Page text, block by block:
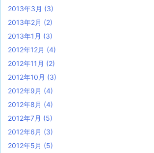
2013年3月 (3)
2013年2月 (2)
2013年1月 (3)
2012年12月 (4)
2012年11月 (2)
2012年10月 (3)
2012年9月 (4)
2012年8月 (4)
2012年7月 (5)
2012年6月 (3)
2012年5月 (5)